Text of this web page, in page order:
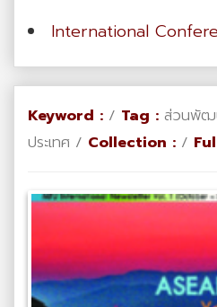
International
Keyword : / Tag : ส่วนพัฒ
ประเทศ / Collection : /